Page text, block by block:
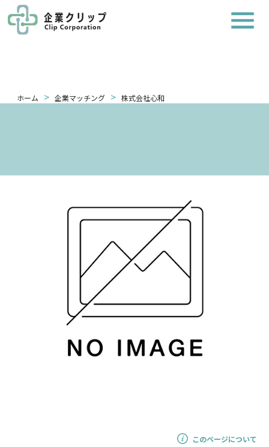
ホーム > 企業マッチング > 株式会社心和
このページについて